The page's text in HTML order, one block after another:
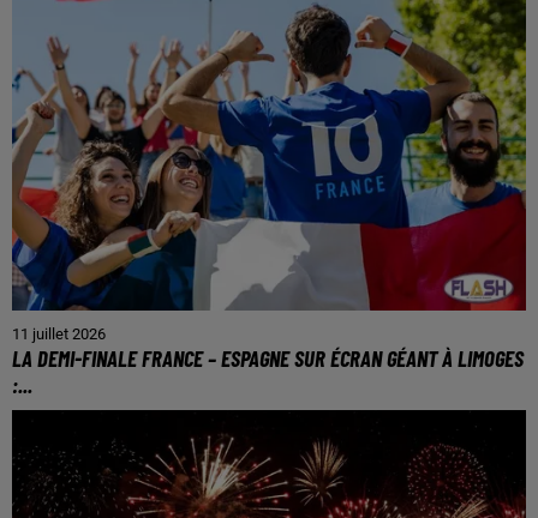
11 juillet 2026
LA DEMI-FINALE FRANCE – ESPAGNE SUR ÉCRAN GÉANT À LIMOGES
:...